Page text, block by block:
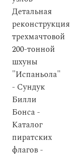
Детальная
реконструкция
трехмачтовой
200-тонной
шхуны
"Испаньола"
- Сундук
Билли
Бонса -
Каталог
пиратских
флагов -